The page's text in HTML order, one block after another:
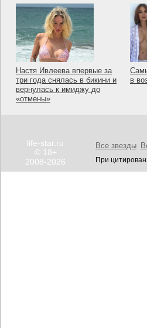
Настя Ивлеева впервые за
три года снялась в бикини и
вернулась к имиджу до
«отмены»
в
life-star.ru
© 18+
2008-2026
Все звезды
При